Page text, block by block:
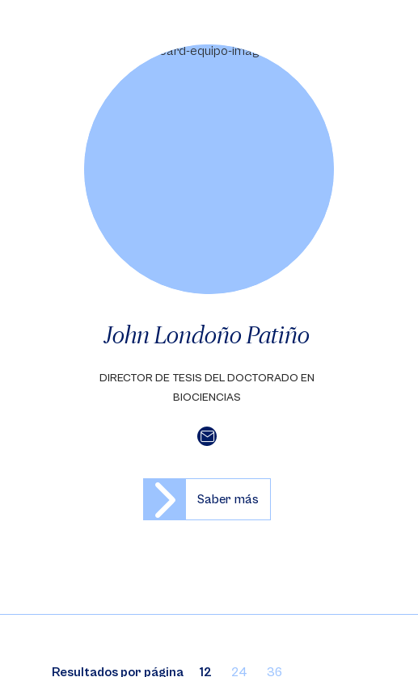
John Londoño Patiño
DIRECTOR DE TESIS DEL DOCTORADO EN
BIOCIENCIAS
Saber más
Resultados por página 12 24 36